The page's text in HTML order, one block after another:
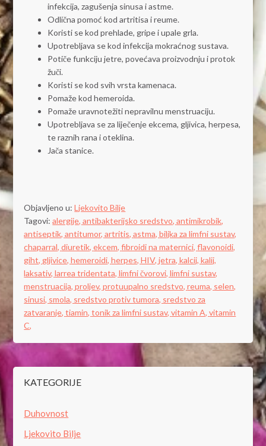
infekcija, zagušenja sinusa i astme.
Odlična pomoć kod artritisa i reume.
Koristi se kod prehlade, gripe i upale grla.
Upotrebljava se kod infekcija mokraćnog sustava.
Potiče funkciju jetre, povećava proizvodnju i protok
žuči.
Koristi se kod svih vrsta kamenaca.
Pomaže kod hemeroida.
Pomaže uravnotežiti nepravilnu menstruaciju.
Upotrebljava se za liječenje ekcema, gljivica, herpesa,
te raznih rana i oteklina.
Jača stanice.
Objavljeno u:Ljekovito Bilje
Tagovi:alergije,antibakterijsko sredstvo,antimikrobik,
antiseptik,antitumor,artritis,astma,biljka za limfni sustav,
chaparral,diuretik,ekcem,fibroidi na maternici,flavonoidi,
giht, gljivice,hemeroidi,herpes,HIV,jetra,kalcij,kalij,
laksativ,larrea tridentata,limfni čvorovi,limfni sustav,
menstruacija,proljev,protuupalno sredstvo,reuma, selen,
sinusi, smola, sredstvo protiv tumora, sredstvo za
zatvaranje,tiamin,tonik za limfni sustav,vitamin A,vitamin
C,
KATEGORIJE
Duhovnost
Ljekovito Bilje